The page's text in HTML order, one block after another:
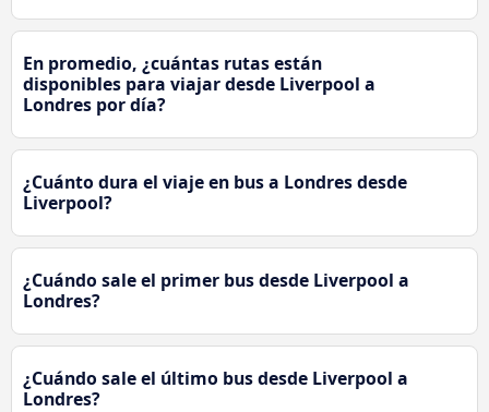
En promedio, ¿cuántas rutas están
disponibles para viajar desde Liverpool a
Londres por día?
¿Cuánto dura el viaje en bus a Londres desde
Liverpool?
¿Cuándo sale el primer bus desde Liverpool a
Londres?
¿Cuándo sale el último bus desde Liverpool a
Londres?